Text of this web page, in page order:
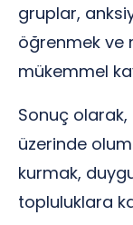
gruplar,
öğrenmek ve
mükemmel
Sonuç olarak,
üzerinde
kurmak,
topluluklara